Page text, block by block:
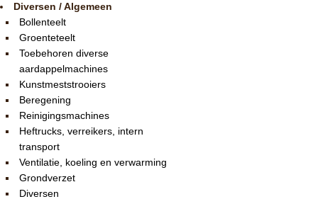
Diversen / Algemeen
Bollenteelt
Groenteteelt
Toebehoren diverse
aardappelmachines
Kunstmeststrooiers
Beregening
Reinigingsmachines
Heftrucks, verreikers, intern
transport
Ventilatie, koeling en verwarming
Grondverzet
Diversen